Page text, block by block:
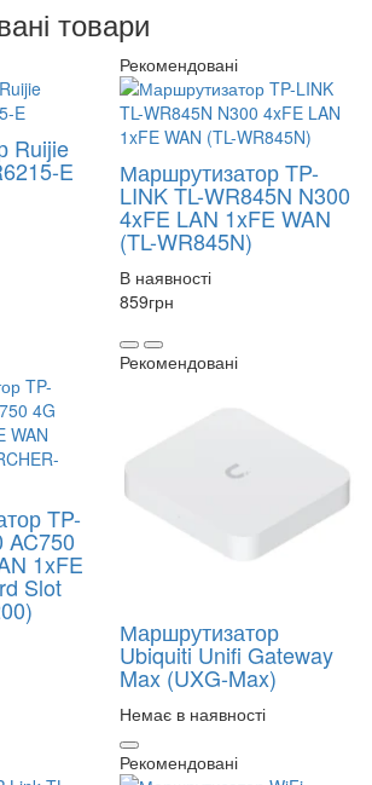
товари
Ruijie
E
Рекомендовані
Маршрутизатор TP-
LINK TL-WR845N N300
4xFE LAN 1xFE WAN
(TL-WR845N)
В наявності
859грн
TP-
AC750
1xFE
Slot
Рекомендовані
Маршрутизатор
Ubiquiti Unifi Gateway
Max (UXG-Max)
Немає в наявності
Рекомендовані